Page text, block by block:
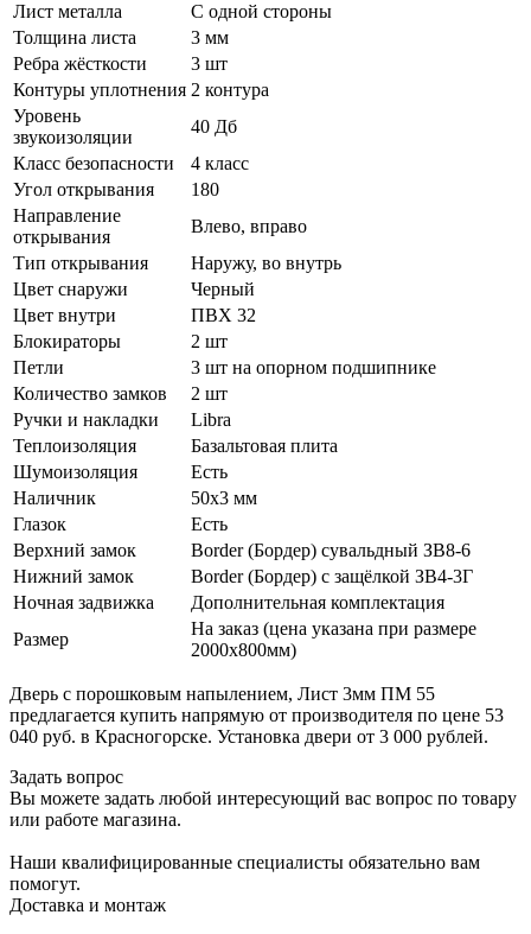
Лист металла
С одной стороны
Толщина листа
3 мм
Ребра жёсткости
3 шт
Контуры уплотнения 2 контура
Уровень
звукоизоляции
40 Дб
Класс безопасности
4 класс
Угол открывания
180
Направление
открывания
Влево, вправо
Тип открывания
Наружу, во внутрь
Цвет снаружи
Черный
Цвет внутри
ПВХ 32
Блокираторы
2 шт
Петли
3 шт на опорном подшипнике
Количество замков
2 шт
Ручки и накладки
Libra
Теплоизоляция
Базальтовая плита
Шумоизоляция
Есть
Наличник
50х3 мм
Глазок
Есть
Верхний замок
Border (Бордер) сувальдный ЗВ8-6
Нижний замок
Border (Бордер) с защёлкой ЗВ4-3Г
Ночная задвижка
Дополнительная комплектация
Размер
На заказ (цена указана при размере
2000х800мм)
Дверь с порошковым напылением, Лист 3мм ПМ 55
предлагается купить напрямую от производителя по цене 53
040 руб. в Красногорске. Установка двери от 3 000 рублей.
Задать вопрос
Вы можете задать любой интересующий вас вопрос по товару
или работе магазина.
Наши квалифицированные специалисты обязательно вам
помогут.
Доставка и монтаж